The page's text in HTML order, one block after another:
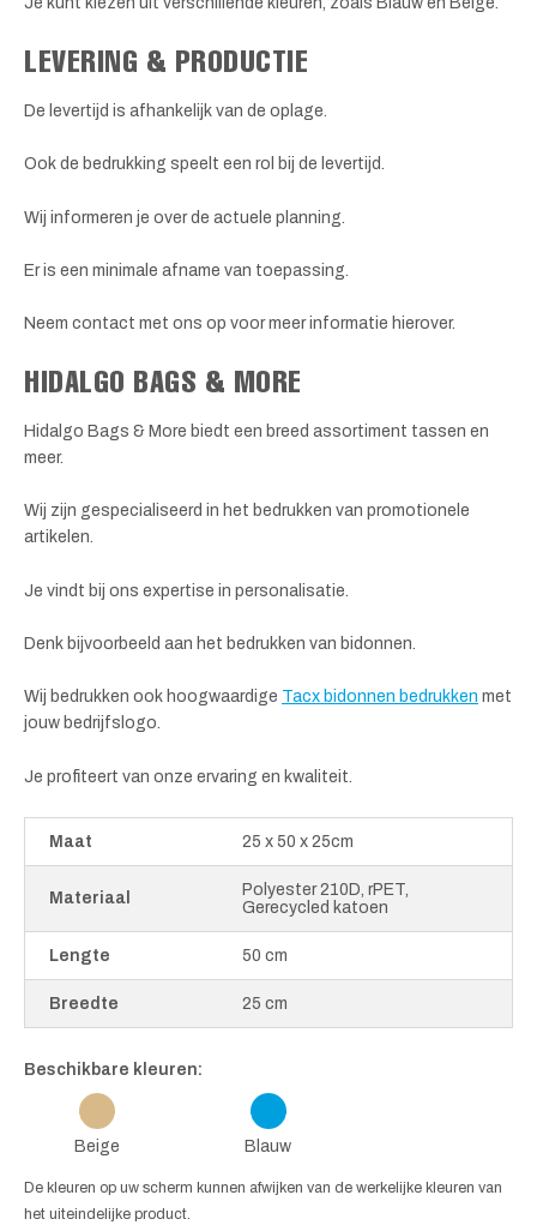
LEVERING & PRODUCTIE
De levertijd is afhankelijk van de oplage.
Ook de bedrukking speelt een rol bij de levertijd.
Wij informeren je over de actuele planning.
Er is een minimale afname van toepassing.
Neem contact met ons op voor meer informatie hierover.
HIDALGO BAGS & MORE
Hidalgo Bags & More biedt een breed assortiment tassen en
meer.
Wij zijn gespecialiseerd in het bedrukken van promotionele
artikelen.
Je vindt bij ons expertise in personalisatie.
Denk bijvoorbeeld aan het bedrukken van bidonnen.
Wij bedrukken ook hoogwaardige Tacx bidonnen bedrukken met
jouw bedrijfslogo.
Je profiteert van onze ervaring en kwaliteit.
Maat 25 x 50 x 25cm
Materiaal
Polyester 210D, rPET,
Gerecycled katoen
Lengte 50 cm
Breedte 25 cm
Beschikbare kleuren:
Beige Blauw
De kleuren op uw scherm kunnen afwijken van de werkelijke kleuren van
het uiteindelijke product.